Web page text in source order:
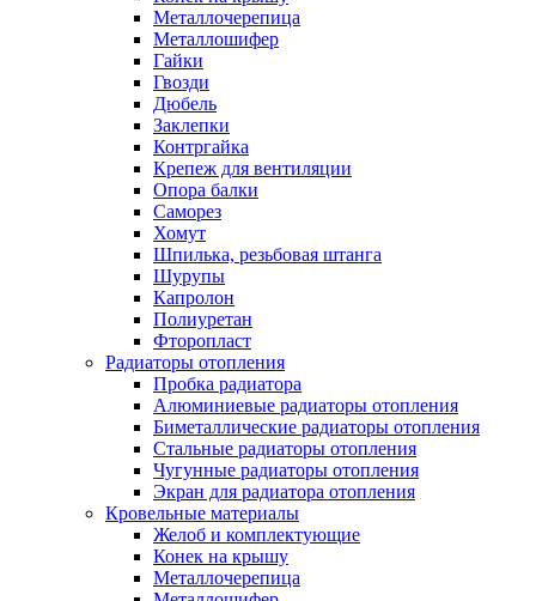
Металлочерепица
Металлошифер
Гайки
Гвозди
Дюбель
Заклепки
Контргайка
Крепеж для вентиляции
Опора балки
Саморез
Хомут
Шпилька, резьбовая штанга
Шурупы
Капролон
Полиуретан
Фторопласт
Радиаторы отопления
Пробка радиатора
Алюминиевые радиаторы отопления
Биметаллические радиаторы отопления
Стальные радиаторы отопления
Чугунные радиаторы отопления
Экран для радиатора отопления
Кровельные материалы
Желоб и комплектующие
Конек на крышу
Металлочерепица